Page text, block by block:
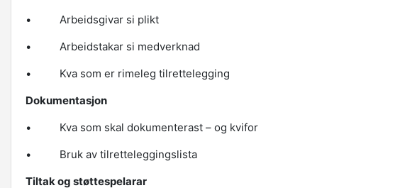
• Arbeidsgivar si plikt
• Arbeidstakar si medverknad
• Kva som er rimeleg tilrettelegging
Dokumentasjon
• Kva som skal dokumenterast – og kvifor
• Bruk av tilretteleggingslista
Tiltak og støttespelarar